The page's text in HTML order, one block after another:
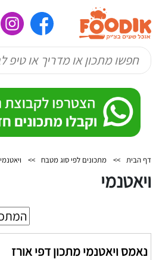
דף הבית >> מתכונים לפי סוג מטבח >> ויאטנמי
ויאטנמי
נאמס ויאטנמי מתכון דפי אורז